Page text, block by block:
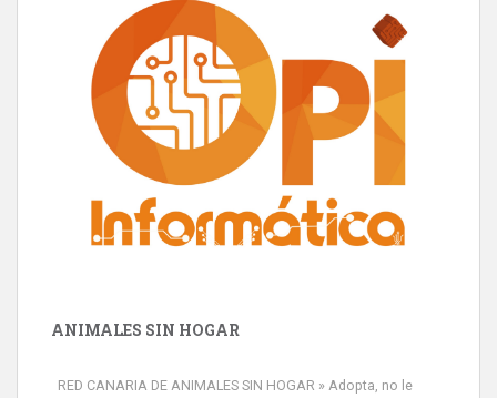
ANIMALES SIN HOGAR
RED CANARIA DE ANIMALES SIN HOGAR » Adopta, no le